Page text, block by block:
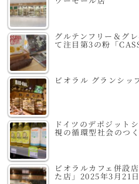
グルテンフリー＆グ
て注目第3の粉「
ビオラル グランシ
ドイツのデポジット
視の循環型社会のつ
ビオラルカフェ併設
た店」2025年3月21